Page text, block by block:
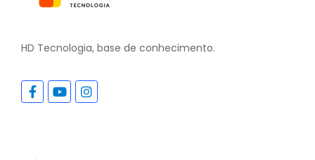
HD Tecnologia, base de conhecimento.